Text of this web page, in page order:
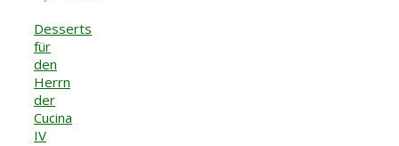
Desserts
für
den
Herrn
der
Cucina
IV